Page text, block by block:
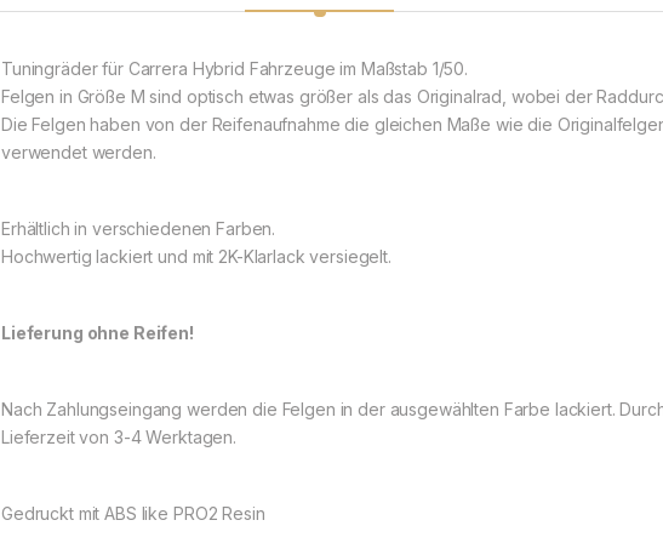
Tuningräder für Carrera Hybrid Fahrzeuge im Maßstab 1/50.
Felgen in Größe M sind optisch etwas größer als das Originalrad, wobei der
Die Felgen haben von der Reifenaufnahme die gleichen Maße wie die
verwendet werden.
Erhältlich in verschiedenen Farben.
Hochwertig lackiert und mit 2K-Klarlack versiegelt.
Lieferung ohne Reifen!
Nach Zahlungseingang werden die Felgen in der ausgewählten Farbe lackiert.
Lieferzeit von 3-4 Werktagen.
Gedruckt mit ABS like PRO2 Resin